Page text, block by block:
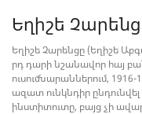
Եղիշե Չարենց
Եղիշե Չարենցը (Եղիշե
րդ դարի նշանավոր հայ
ուսումնարաններում,
ազատ ունկնդիր
ինստիտուտը, բայց չի